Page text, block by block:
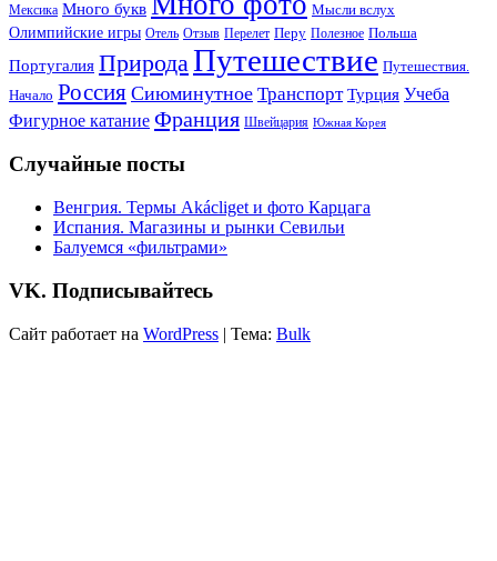
Мексика Много букв
Мысли вслух
Олимпийские игры Отель Отзыв Перелет Перу Полезное Польша
Португалия Природа Путешествие Путешествия.
Начало Россия Сиюминутное Транспорт Турция Учеба
Фигурное катание Франция Швейцария Южная Корея
Случайные посты
Венгрия. Термы Akácliget и фото Карцага
Испания. Магазины и рынки Севильи
Балуемся «фильтрами»
VK. Подписывайтесь
Сайт работает на WordPress | Тема: Bulk